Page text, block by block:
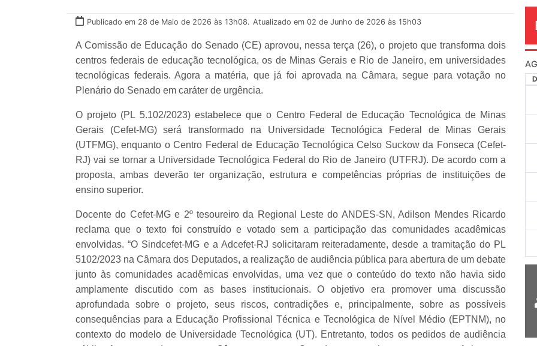
Publicado em 28 de Maio de 2026 às 13h08. Atualizado em 02 de Junho de 2026 às 15h03
A Comissão de Educação do Senado (CE) aprovou, nessa terça (26), o projeto que transforma dois
centros federais de educação tecnológica, os de Minas Gerais e Rio de Janeiro, em universidades
tecnológicas federais. Agora a matéria, que já foi aprovada na Câmara, segue para votação no
Plenário do Senado em caráter de urgência.
O projeto (PL 5.102/2023) estabelece que o Centro Federal de Educação Tecnológica de Minas
Gerais (Cefet-MG) será transformado na Universidade Tecnológica Federal de Minas Gerais
(UTFMG), enquanto o Centro Federal de Educação Tecnológica Celso Suckow da Fonseca (Cefet-
RJ) vai se tornar a Universidade Tecnológica Federal do Rio de Janeiro (UTFRJ). De acordo com a
proposta, ambas deverão ter organização, estrutura e competências próprias de instituições de
ensino superior.
Docente do Cefet-MG e 2º tesoureiro da Regional Leste do ANDES-SN, Adilson Mendes Ricardo
reclama que o texto foi construído e votado sem a participação das comunidades acadêmicas
envolvidas. “O Sindcefet-MG e a Adcefet-RJ solicitaram reiteradamente, desde a tramitação do PL
5102/2023 na Câmara dos Deputados, a realização de audiência pública para abertura de um debate
junto às comunidades acadêmicas envolvidas, uma vez que o conteúdo do texto não havia sido
amplamente discutido com as bases institucionais. O objetivo era promover uma discussão
aprofundada sobre o projeto, seus riscos, contradições e, principalmente, sobre as possíveis
consequências para a Educação Profissional Técnica e Tecnológica de Nível Médio (EPTNM), no
contexto do modelo de Universidade Tecnológica (UT). Entretanto, todos os pedidos de audiência